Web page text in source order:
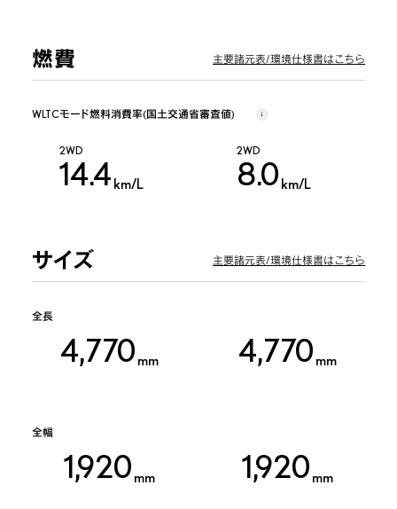
燃費 主要諸元表/環境仕様書はこちら
WLTCモード燃料消費率(国土交通省審査値)
2WD
14.4km/L
2WD
8.0km/L
サイズ 主要諸元表/環境仕様書はこちら
全長
4,770mm 4,770mm
全幅
1,920mm 1,920mm